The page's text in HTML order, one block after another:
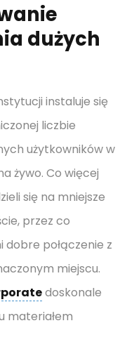
dużych
instaluje się
liczbie
użytkowników w
żywo. Co więcej
się na mniejsze
przez co
połączenie z
miejscu.
doskonale
materiałem